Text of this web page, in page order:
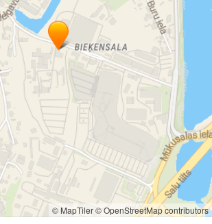
© MapTiler© OpenStreetMap contributors